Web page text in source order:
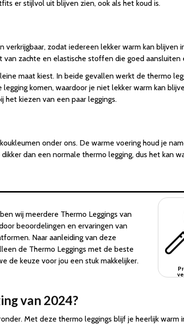
er stijlvol uit blijven zien, ook als het koud is.
verkrijgbaar, zodat iedereen lekker warm kan
van zachte en elastische stoffen die goed
maat kiest. In beide gevallen werkt de thermo
komen, waardoor je niet lekker warm kan
het kiezen van een paar leggings.
onder ons. De warme voering houd je
dan een normale thermo legging, dus het kan
wij meerdere Thermo Leggings van
beoordelingen en ervaringen van
Naar aanleiding van deze
de Thermo Leggings met de beste
de keuze voor jou een stuk makkelijker.
van 2024?
Met deze thermo leggings blijf je heerlijk